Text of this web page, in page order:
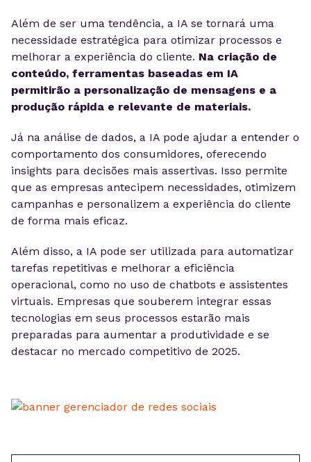
Além de ser uma tendência, a IA se tornará uma
necessidade estratégica para otimizar processos e
melhorar a experiência do cliente. Na criação de
conteúdo, ferramentas baseadas em IA
permitirão a personalização de mensagens e a
produção rápida e relevante de materiais.
Já na análise de dados, a IA pode ajudar a entender o
comportamento dos consumidores, oferecendo
insights para decisões mais assertivas. Isso permite
que as empresas antecipem necessidades, otimizem
campanhas e personalizem a experiência do cliente
de forma mais eficaz.
Além disso, a IA pode ser utilizada para automatizar
tarefas repetitivas e melhorar a eficiência
operacional, como no uso de chatbots e assistentes
virtuais. Empresas que souberem integrar essas
tecnologias em seus processos estarão mais
preparadas para aumentar a produtividade e se
destacar no mercado competitivo de 2025.